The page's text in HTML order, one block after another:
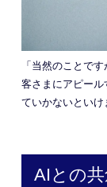
「当然のことで
客さまにアピー
ていかないといけ
AIとの